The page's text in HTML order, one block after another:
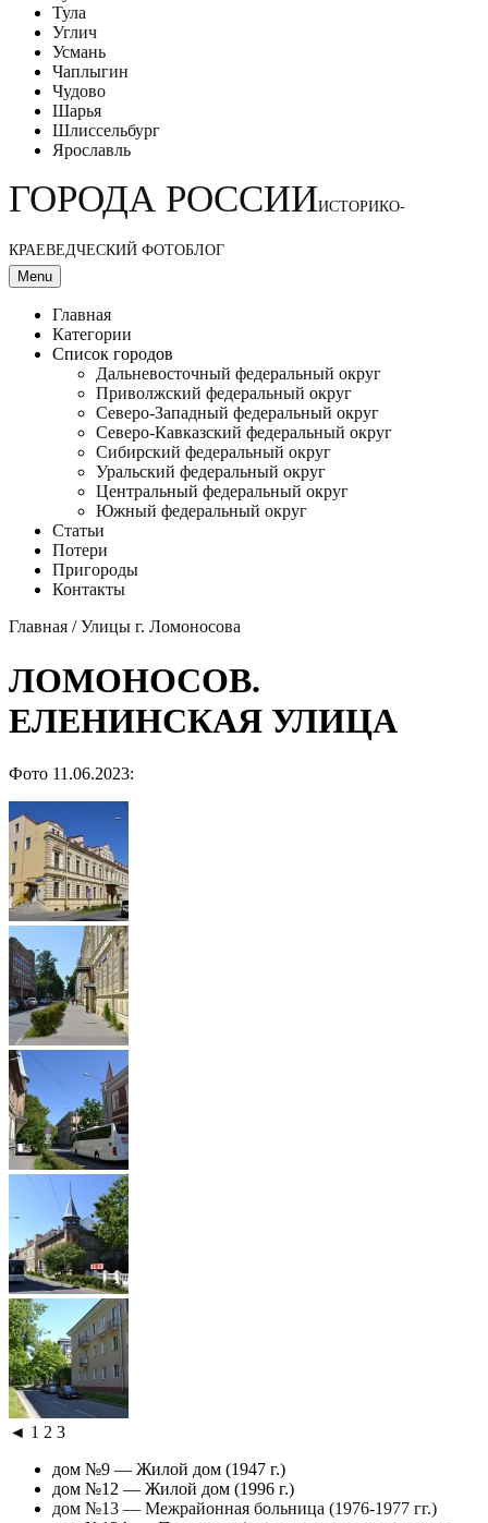
Тула
Углич
Усмань
Чаплыгин
Чудово
Шарья
Шлиссельбург
Ярославль
ГОРОДА РОССИИИСТОРИКО-
КРАЕВЕДЧЕСКИЙ ФОТОБЛОГ
Menu
Главная
Категории
Список городов
Дальневосточный федеральный округ
Приволжский федеральный округ
Северо-Западный федеральный округ
Северо-Кавказский федеральный округ
Сибирский федеральный округ
Уральский федеральный округ
Центральный федеральный округ
Южный федеральный округ
Статьи
Потери
Пригороды
Контакты
Главная /Улицы г. Ломоносова
ЛОМОНОСОВ.
ЕЛЕНИНСКАЯ УЛИЦА
Фото 11.06.2023:
◄ 1 2 3
дом №9 — ​Жилой дом (1947 г.)
дом №12 — ​Жилой дом (1996 г.)
дом №13 — Межрайонная больница (1976-1977 гг.)